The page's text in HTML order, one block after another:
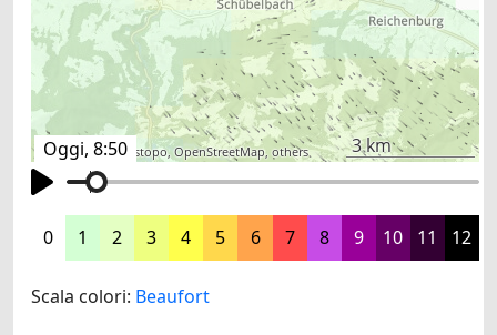
Oggi, 8:50
©search.ch,swisstopo,OpenStreetMap, others 3 km
0 1 2 3 4 5 6 7 8 9 10 11 12
Scala colori: Beaufort